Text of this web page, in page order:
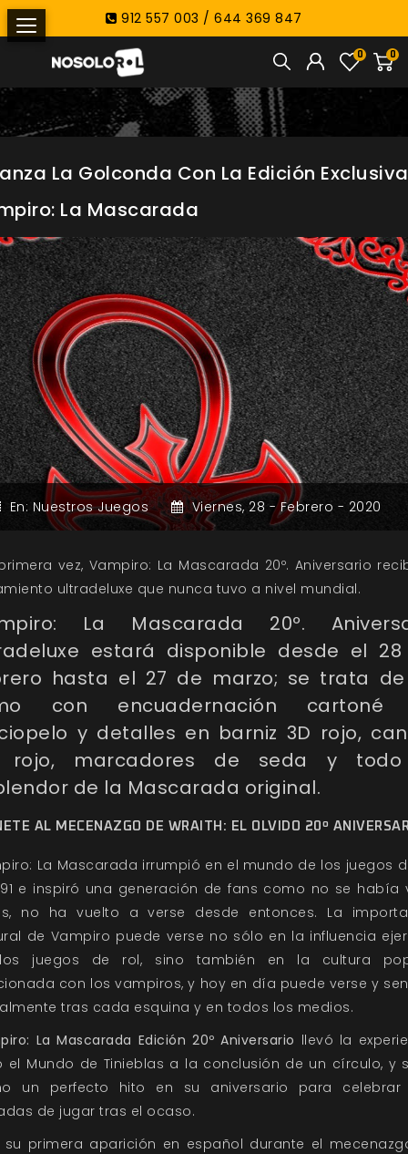
912 557 003 / 644 369 847
0
0
La Golconda Con La Edición
La Mascarada
En: Nuestros Juegos Viernes, 28 -Febrero - 2020
vez, Vampiro: La Mascarada 20º. Aniversario
ultradeluxe que nunca tuvo a nivel mundial.
La Mascarada 20º.
estará disponible desde el
hasta el 27 de marzo; se trata
con encuadernación cartoné
y detalles en barniz 3D rojo,
rojo, marcadores de seda y
de la Mascarada original.
AL MECENAZGO DE WRAITH: EL OLVIDO 20º
La Mascarada irrumpió en el mundo de los juegos
e inspiró una generación de fans como no se había
no ha vuelto a verse desde entonces. La
de Vampiro puede verse no sólo en la influencia
juegos de rol, sino también en la cultura
con los vampiros, y hoy en día puede verse y
tras cada esquina y en todos los medios.
La Mascarada Edición 20º Aniversario llevó la
el Mundo de Tinieblas a la conclusión de un círculo, y
un perfecto hito en su aniversario para celebrar
de jugar tras el ocaso.
su primera aparición en español durante el